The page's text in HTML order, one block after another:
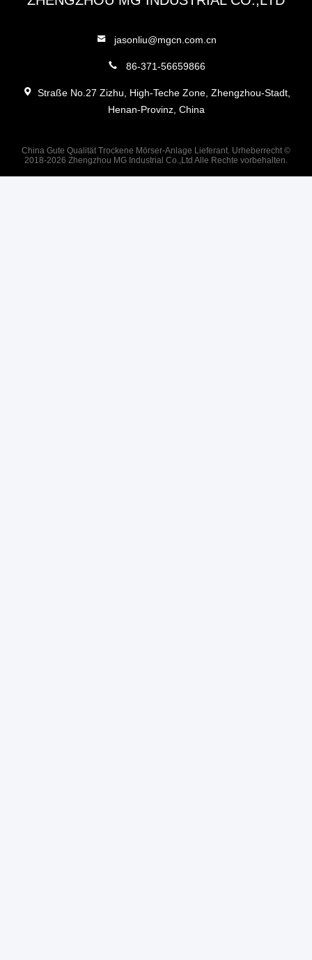
jasonliu@mgcn.com.cn
86-371-56659866
Straße No.27 Zizhu, High-Teche Zone, Zhengzhou-Stadt,
Henan-Provinz, China
China Gute Qualität Trockene Mörser-Anlage Lieferant. Urheberrecht ©
2018-2026 Zhengzhou MG Industrial Co.,Ltd Alle Rechte vorbehalten.